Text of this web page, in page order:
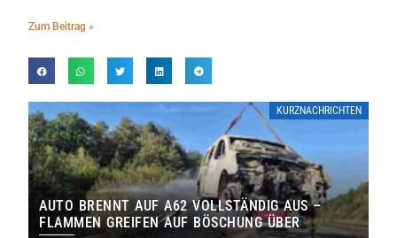
Zum Beitrag »
KURZNACHRICHTEN
AUTO BRENNT AUF A62 VOLLSTÄNDIG AUS –
FLAMMEN GREIFEN AUF BÖSCHUNG ÜBER